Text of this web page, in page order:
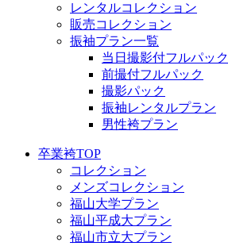
レンタルコレクション
販売コレクション
振袖プラン一覧
当日撮影付フルパック
前撮付フルパック
撮影パック
振袖レンタルプラン
男性袴プラン
卒業袴TOP
コレクション
メンズコレクション
福山大学プラン
福山平成大プラン
福山市立大プラン